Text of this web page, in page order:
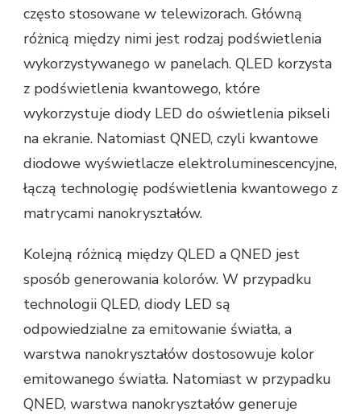
często stosowane w telewizorach. Główną
różnicą między nimi jest rodzaj podświetlenia
wykorzystywanego w panelach. QLED korzysta
z podświetlenia kwantowego, które
wykorzystuje diody LED do oświetlenia pikseli
na ekranie. Natomiast QNED, czyli kwantowe
diodowe wyświetlacze elektroluminescencyjne,
łączą technologię podświetlenia kwantowego z
matrycami nanokryształów.
Kolejną różnicą między QLED a QNED jest
sposób generowania kolorów. W przypadku
technologii QLED, diody LED są
odpowiedzialne za emitowanie światła, a
warstwa nanokryształów dostosowuje kolor
emitowanego światła. Natomiast w przypadku
QNED, warstwa nanokryształów generuje